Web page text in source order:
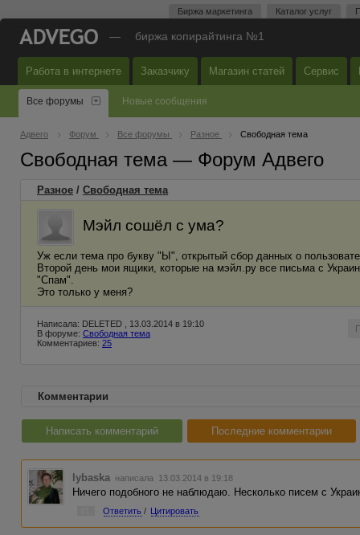
Биржа маркетинга Каталог услуг
— биржа копирайтинга №1
Работа в интернете Заказчику Магазин статей Сервис
Все форумы Новые сообщения
Адвего Форум Все форумы Разное Свободная тема
Свободная тема — Форум Адвего
Разное / Свободная тема
Мэйл сошёл с ума?
Уж если тема про букву "Ы", открытый сбор данных о
Второй день мои ящики, которые на мэйл.ру все письма с
"Спам".
Это только у меня?
Написала: DELETED , 13.03.2014 в 19:10
В форуме: Свободная тема
Комментариев: 25
Комментарии
Написать комментарий Последние комментарии
lybaska написала 13.03.2014 в 19:18
Ничего подобного не наблюдаю. Несколько писем с
Ответить / Цитировать